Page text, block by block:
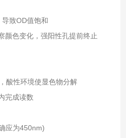
致OD值饱和
色变化，强阳性孔提前终止
性环境使显色物分解
完成读数
为450nm)